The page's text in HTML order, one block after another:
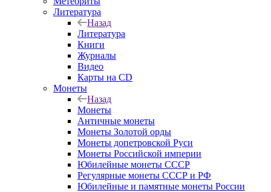
Литература
Назад
Литература
Книги
Журналы
Видео
Карты на CD
Монеты
Назад
Монеты
Античные монеты
Монеты Золотой орды
Монеты допетровской Руси
Монеты Российской империи
Юбилейные монеты СССР
Регулярные монеты СССР и РФ
Юбилейные и памятные монеты России